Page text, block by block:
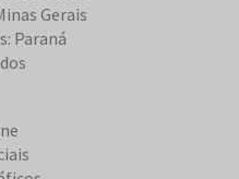
Gerais
Paraná